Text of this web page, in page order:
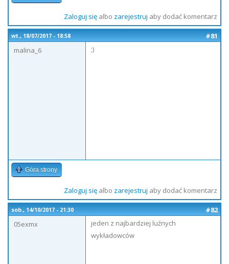
Zaloguj sięalbo zarejestruj aby dodać komentarz
wt., 18/07/2017 - 18:58
#81
malina_6
;)
Góra strony
Zaloguj sięalbo zarejestruj aby dodać komentarz
sob., 14/10/2017 - 21:30
#82
05exmx
jeden z najbardziej luźnych
wykładowców